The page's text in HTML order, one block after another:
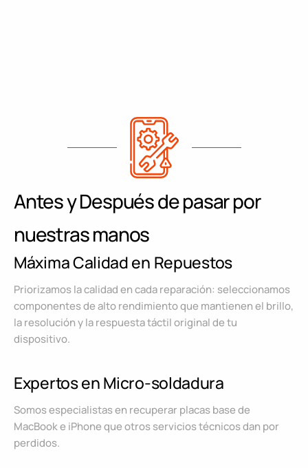
Antes y Después de pasar por
nuestras manos
Máxima Calidad en Repuestos
Priorizamos la calidad en cada reparación: seleccionamos
componentes de alto rendimiento que mantienen el brillo,
la resolución y la respuesta táctil original de tu
dispositivo.
Expertos en Micro-soldadura
Somos especialistas en recuperar placas base de
MacBook e iPhone que otros servicios técnicos dan por
perdidos.